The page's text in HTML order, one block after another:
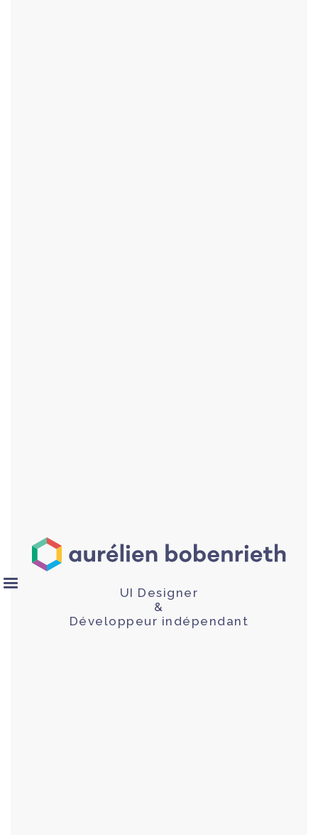
UI Designer
&
Développeur indépendant